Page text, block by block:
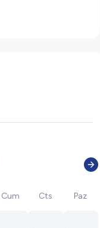
Cum Cts Paz